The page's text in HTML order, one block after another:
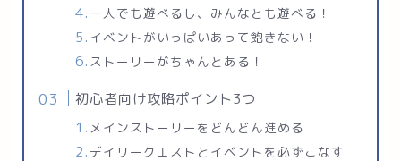
一人でも遊べるし、みんなとも遊べる！
イベントがいっぱいあって飽きない！
ストーリーがちゃんとある！
初心者向け攻略ポイント3つ
メインストーリーをどんどん進める
デイリークエストとイベントを必ずこなす